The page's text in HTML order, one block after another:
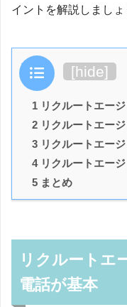
イントを解説しましょ
目次 [hide]
1 リクルートエー
2 リクルートエー
3 リクルートエー
4 リクルートエー
5 まとめ
リクルートエ
電話が基本